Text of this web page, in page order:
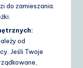
do zamieszania.
od
Jeśli Twoje